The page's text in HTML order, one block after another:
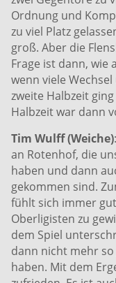
Ordnung und
zu viel Platz
groß. Aber die
Frage ist dann, wie
wenn viele
zweite Halbzeit
Halbzeit war dann
Tim Wulff (Weiche)
an Rotenhof, die
haben und dann
gekommen sind.
fühlt sich immer
Oberligisten zu
dem Spiel
dann nicht mehr
haben. Mit dem